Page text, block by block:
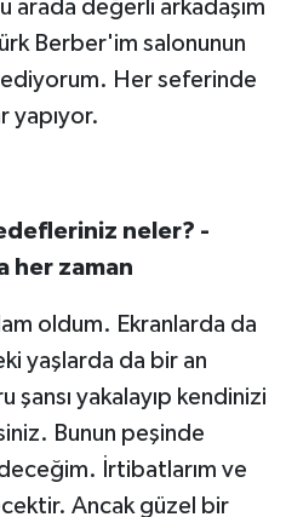
arada değerli arkadaşım
Berber'im salonunun
Her seferinde
yapıyor.
neler? -
her zaman
oldum. Ekranlarda da
yaşlarda da bir an
yakalayıp kendinizi
Bunun peşinde
İrtibatlarım ve
Ancak güzel bir